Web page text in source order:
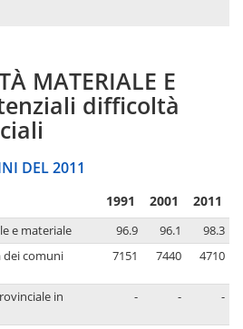
MATERIALE E
difficoltà
DEL 2011
1991 2001 2011
e materiale 96.9 96.1
98.3
dei comuni
7151 7440 4710
in
- - -